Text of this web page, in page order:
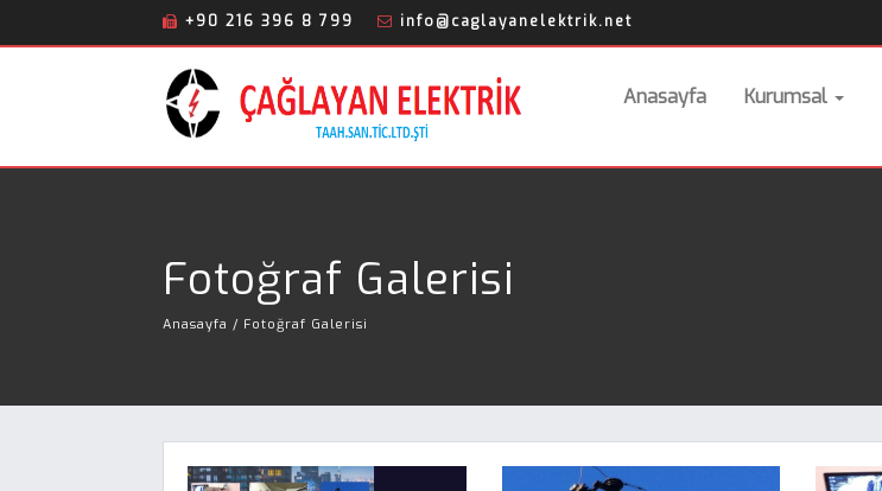
+90 216 396 8 799 info@caglayanelektrik.net
Anasayfa Kurumsal
Fotoğraf Galerisi
Anasayfa / Fotoğraf Galerisi